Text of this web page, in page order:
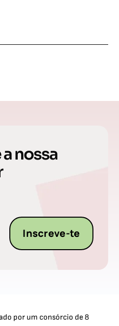
nossa
Inscreve-te
por um consórcio de 8